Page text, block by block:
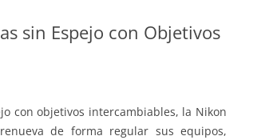
sin Espejo con Objetivos
con objetivos intercambiables, la Nikon
de forma regular sus equipos,